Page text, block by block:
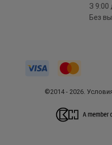
З 9:00
Без
©2014 - 2026.